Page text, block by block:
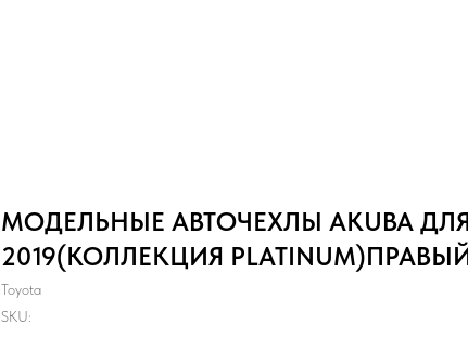
МОДЕЛЬНЫЕ АВТОЧЕХЛЫ AKUBA ДЛЯ
2019(КОЛЛЕКЦИЯ
Toyota
SKU: